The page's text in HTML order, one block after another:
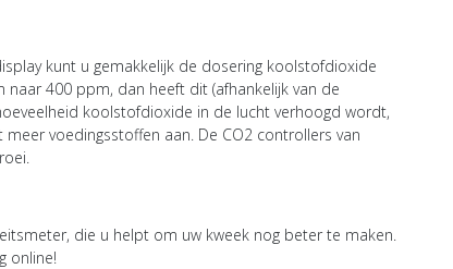
kunt u gemakkelijk de dosering koolstofdioxide
400 ppm, dan heeft dit (afhankelijk van de
koolstofdioxide in de lucht verhoogd wordt,
voedingsstoffen aan. De CO2 controllers van
die u helpt om uw kweek nog beter te maken.
online!